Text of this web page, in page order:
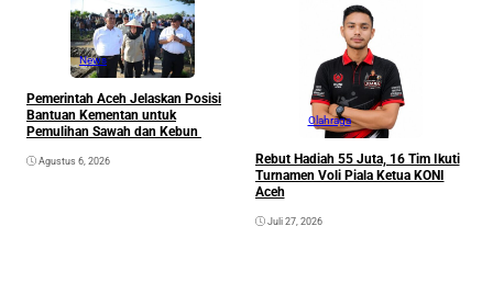
News
Pemerintah Aceh Jelaskan Posisi
Bantuan Kementan untuk
Pemulihan Sawah dan Kebun
Agustus 6, 2026
Olahraga
Rebut Hadiah 55 Juta, 16 Tim Ikuti
Turnamen Voli Piala Ketua KONI
Aceh
Juli 27, 2026